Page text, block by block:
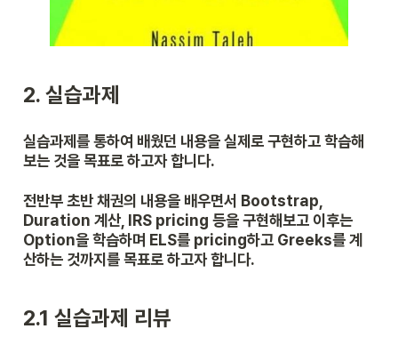
2. 실습과제
실습과제를 통하여 배웠던 내용을 실제로 구현하고 학습해
보는 것을 목표로 하고자 합니다.
전반부 초반 채권의 내용을 배우면서 Bootstrap,
Duration 계산, IRS pricing 등을 구현해보고 이후는
Option을 학습하며 ELS를 pricing하고 Greeks를 계
산하는 것까지를 목표로 하고자 합니다.
2.1 실습과제 리뷰